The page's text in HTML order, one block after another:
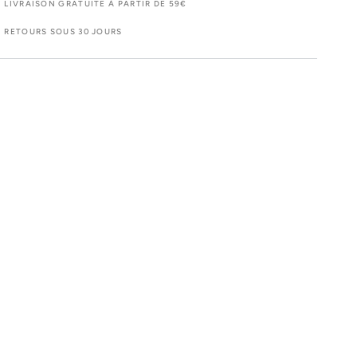
LIVRAISON GRATUITE À PARTIR DE 59€
RETOURS SOUS 30 JOURS